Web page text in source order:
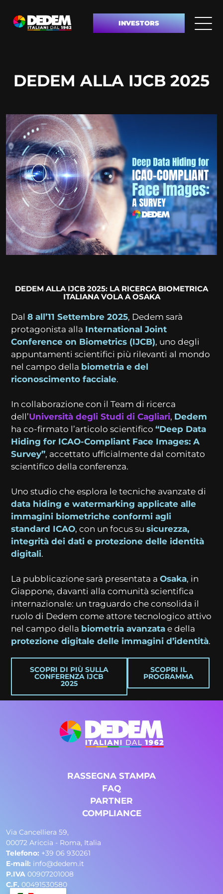
INVESTORS
DEDEM ALLA IJCB 2025
DEDEM ALLA IJCB 2025: LA RICERCA BIOMETRICA
ITALIANA VOLA A OSAKA
Dal 8 all’11 Settembre 2025, Dedem sarà
protagonista alla International Joint
Conference on Biometrics (IJCB), uno degli
appuntamenti scientifici più rilevanti al mondo
nel campo della biometria e del
riconoscimento facciale.
In collaborazione con il Team di ricerca
dell’Università degli Studi di Cagliari, Dedem
ha co-firmato l’articolo scientifico “Deep Data
Hiding for ICAO-Compliant Face Images: A
Survey”, accettato ufficialmente dal comitato
scientifico della conferenza.
Uno studio che esplora le tecniche avanzate di
data hiding e watermarking applicate alle
immagini biometriche conformi agli
standard ICAO, con un focus su sicurezza,
integrità dei dati e protezione delle identità
digitali.
La pubblicazione sarà presentata a Osaka, in
Giappone, davanti alla comunità scientifica
internazionale: un traguardo che consolida il
ruolo di Dedem come attore tecnologico attivo
nel campo della biometria avanzata e della
protezione digitale delle immagini d’identità.
SCOPRI DI PIÙ SULLA
CONFERENZA IJCB
2025
SCOPRI IL
PROGRAMMA
RASSEGNA STAMPA
FAQ
PARTNER
COMPLIANCE
Via Cancelliera 59,
00072 Ariccia - Roma, Italia
Telefono: +39 06 930261
E-mail: info@dedem.it
P.IVA 00907201008
C.F. 00491530580